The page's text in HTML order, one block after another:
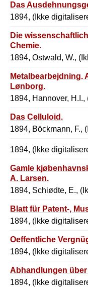
Das
1894, (Ikke
Die
Chemie.
1894, Ostwald, W.,
Metalbearbejdning.
Lønborg.
1894, Hannover,
Das Celluloid.
1894, Böckmann, F.,
1894, (Ikke
Gamle
A. Larsen.
1894, Schiødte, E.,
Blatt für Patent-,
1894, (Ikke
Oeffentliche
1894, (Ikke
Abhandlungen
1894, (Ikke